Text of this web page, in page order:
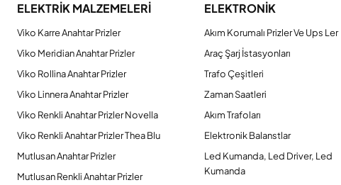
ELEKTRİK MALZEMELERİ
Viko Karre Anahtar Prizler
Viko Meridian Anahtar Prizler
Viko Rollina Anahtar Prizler
Viko Linnera Anahtar Prizler
Viko Renkli Anahtar Prizler Novella
Viko Renkli Anahtar Prizler Thea Blu
Mutlusan Anahtar Prizler
Mutlusan Renkli Anahtar Prizler
ELEKTRONİK
Akım Korumalı Prizler Ve Ups Ler
Araç Şarj İstasyonları
Trafo Çeşitleri
Zaman Saatleri
Akım Trafoları
Elektronik Balanstlar
Led Kumanda, Led Driver, Led
Kumanda